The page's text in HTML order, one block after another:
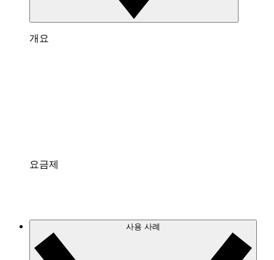
개요
요금제
사용 사례